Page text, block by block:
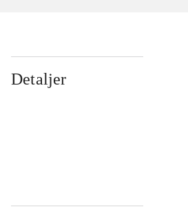
Detaljer